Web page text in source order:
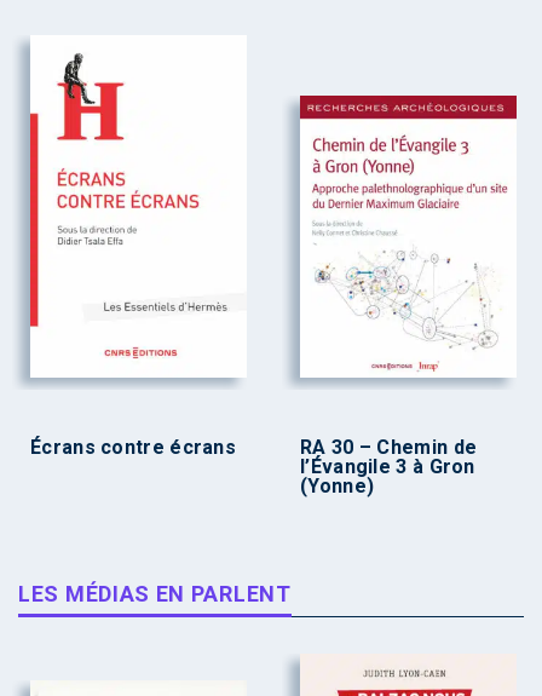
Écrans contre écrans
RA 30 – Chemin de
l’Évangile 3 à Gron
(Yonne)
LES MÉDIAS EN PARLENT